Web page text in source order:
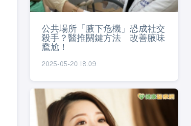
公共場所「腋下危機」恐成社交
殺手？醫推關鍵方法 改善腋味
尷尬！
2025-05-20 18:09